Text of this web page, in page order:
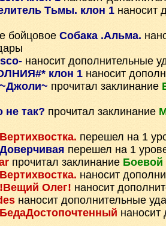
Тьмы. клон 1 наносит
бойцовое Собака .Альма.
наносит дополнительные
клон 1 наносит
~Джоли~ прочитал заклинание
не так? прочитал заклинание
Вертихвостка. перешел на 1
Доверчивая перешел на 1
прочитал заклинание Боевой
Вертихвостка. наносит
!Вещий Олег! наносит
наносит дополнительные
БедаДостопочтенный наносит